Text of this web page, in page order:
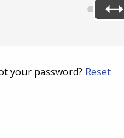
your password? Reset